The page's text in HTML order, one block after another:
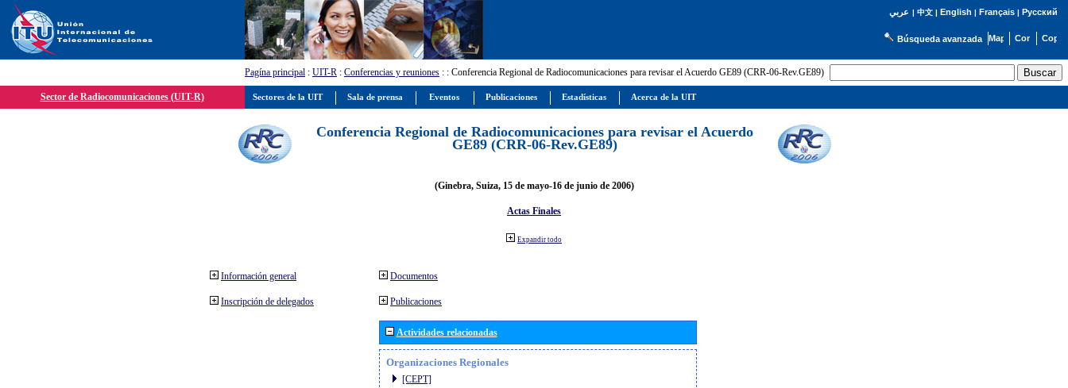
عربي | 中文| English | Français| Русский
Búsqueda avanzada
Pagína principal : UIT-R : Conferencias y reuniones : : Conferencia Regional de Radiocomunicaciones para revisar el Acuerdo GE89 (CRR-06-Rev.GE89)
Sector de Radiocomunicaciones (UIT-R)
Conferencia Regional de Radiocomunicaciones para revisar el Acuerdo
GE89 (CRR-06-Rev.GE89)
(Ginebra, Suiza, 15 de mayo-16 de junio de 2006)
Actas Finales
Expandir todo
Información general
Inscripción de delegados
Documentos
Publicaciones
Actividades relacionadas
Organizaciones Regionales
[CEPT]
Sectores de la UIT Sala de prensa Eventos Publicaciones Estadísticas Acerca de la UIT